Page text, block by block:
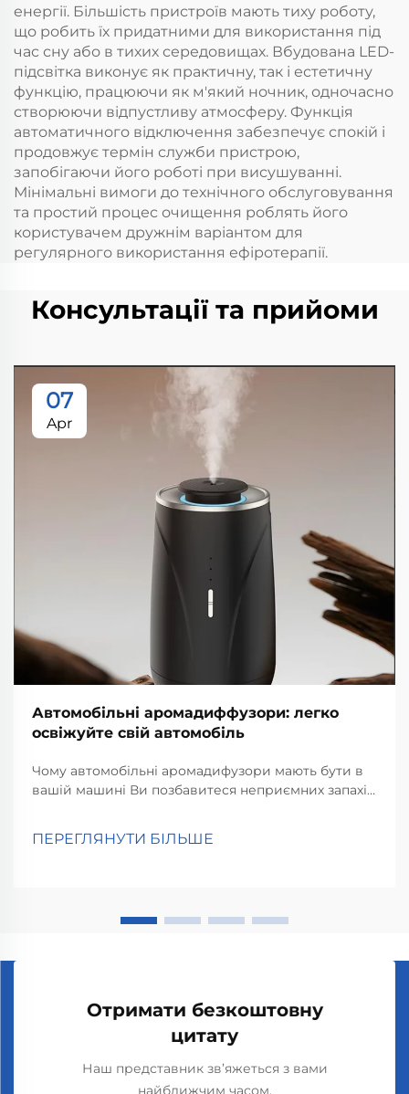
енергії. Більшість пристроїв мають тиху роботу,
що робить їх придатними для використання під
час сну або в тихих середовищах. Вбудована LED-
підсвітка виконує як практичну, так і естетичну
функцію, працюючи як м'який ночник, одночасно
створюючи відпустливу атмосферу. Функція
автоматичного відключення забезпечує спокій і
продовжує термін служби пристрою,
запобігаючи його роботі при висушуванні.
Мінімальні вимоги до технічного обслуговування
та простий процес очищення роблять його
користувачем дружнім варіантом для
регулярного використання ефіротерапії.
Консультації та прийоми
07
Apr
Автомобільні аромадиффузори: легко
освіжуйте свій автомобіль
Чому автомобільні аромадифузори мають бути в
вашій машині Ви позбавитеся неприємних запахів
запахів всередині автомобіля та підтримують
ПЕРЕГЛЯНУТИ БІЛЬШЕ
Отримати безкоштовну
цитату
Наш представник зв’яжеться з вами
найближчим часом.